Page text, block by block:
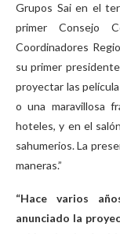
Grupos Sai en el
primer Consejo
Coordinadores
su primer
proyectar las
o una maravillosa
hoteles, y en el
sahumerios. La
maneras.”
“Hace varios
anunciado la